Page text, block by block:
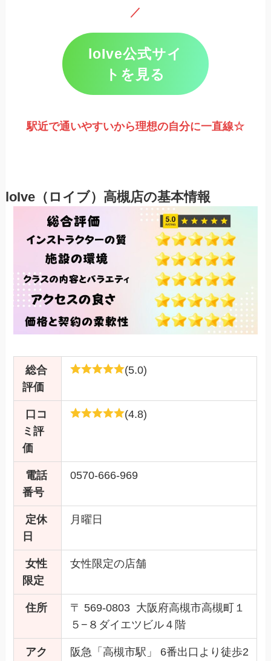
／
loIve公式サイ
トを見る
駅近で通いやすいから理想の自分に一直線☆
loIve（ロイブ）高槻店の基本情報
総合
評価
(5.0)
口コ
ミ評
価
(4.8)
電話
番号
0570-666-969
定休
日
月曜日
女性
限定
女性限定の店舗
住所
〒 569-0803 大阪府高槻市高槻町１
５−８ダイエツビル４階
アク 阪急「高槻市駅」 6番出口より徒歩2